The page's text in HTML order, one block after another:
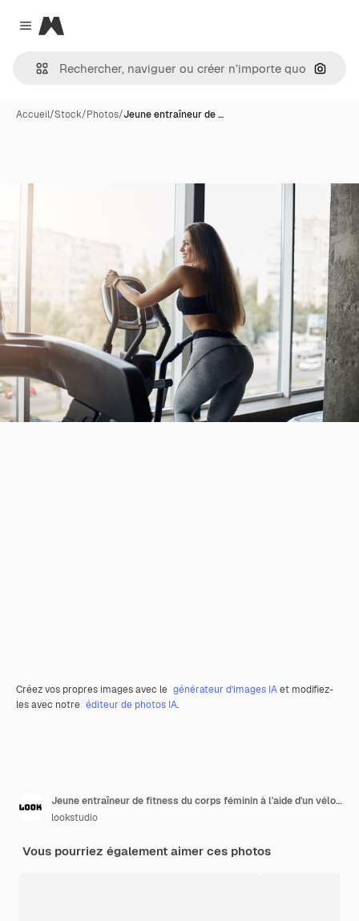
Close menu
Magnific
Accueil/Stock/Photos/Jeune entraîneur de …
Créez vos propres images avec le générateur d’images IAet modifiez-
les avec notre éditeur de photos IA.
Jeune entraîneur de fitness du corps féminin à l'aide d'un vélo elliptique pour se réchauffer avant une longue journée de travail tôt le matin. Formation des fesses.
lookstudio
Vous pourriez également aimer ces photos